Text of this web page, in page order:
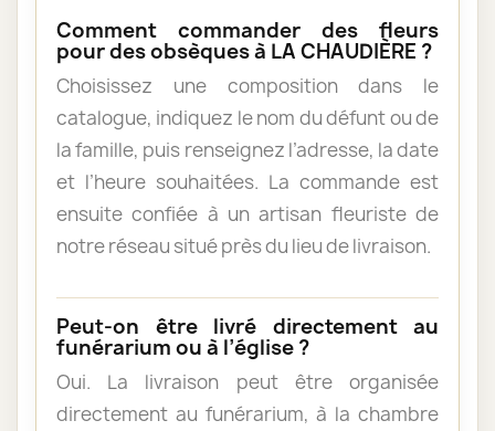
Comment commander des fleurs
pour des obsèques à LA CHAUDIÈRE ?
Choisissez une composition dans le
catalogue, indiquez le nom du défunt ou de
la famille, puis renseignez l’adresse, la date
et l’heure souhaitées. La commande est
ensuite confiée à un artisan fleuriste de
notre réseau situé près du lieu de livraison.
Peut-on être livré directement au
funérarium ou à l’église ?
Oui. La livraison peut être organisée
directement au funérarium, à la chambre